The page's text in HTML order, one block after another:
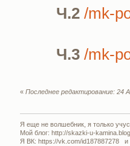
Ч.2 /mk-
Ч.3 /mk-
«Последнее редактирование: 24
Я еще не волшебник, я только
Мой блог: http://skazki-u-
Я ВК: https://vk.com/id187887278 и